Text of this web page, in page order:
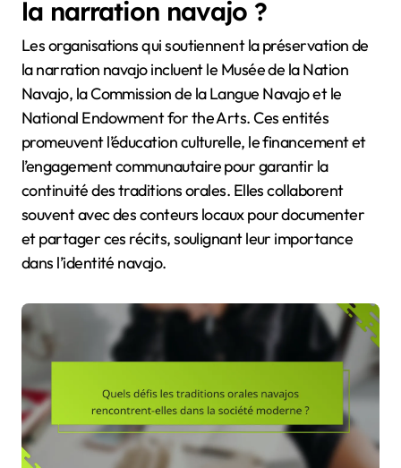
la narration navajo ?
Les organisations qui soutiennent la préservation de
la narration navajo incluent le Musée de la Nation
Navajo, la Commission de la Langue Navajo et le
National Endowment for the Arts. Ces entités
promeuvent l’éducation culturelle, le financement et
l’engagement communautaire pour garantir la
continuité des traditions orales. Elles collaborent
souvent avec des conteurs locaux pour documenter
et partager ces récits, soulignant leur importance
dans l’identité navajo.